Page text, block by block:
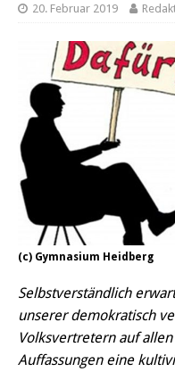
20. Februar 2019
(c) Gymnasium Heidberg
Selbstverständlich
unserer demokratisch
Volksvertretern auf
Auffassungen eine